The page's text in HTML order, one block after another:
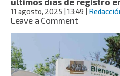
11 agosto, 2025 | 13:49
Leave a Commenton
desempleo
Bienestar
Edomex: